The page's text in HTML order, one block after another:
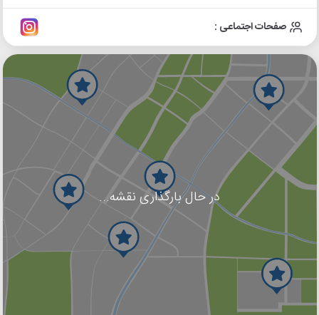
صفحات اجتماعی :
در حال بارگذاری نقشه...